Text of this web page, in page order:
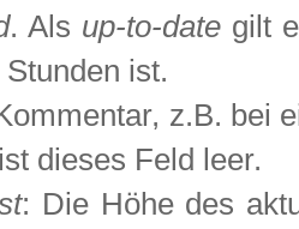
. Als up-to-date gilt
ist.
z.B. bei
dieses Feld leer.
: Die Höhe des